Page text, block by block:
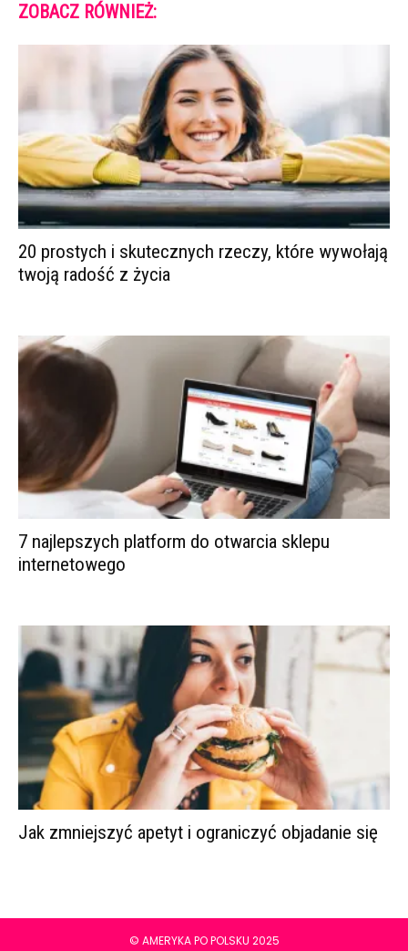
ZOBACZ RÓWNIEŻ:
20 prostych i skutecznych rzeczy, które wywołają
twoją radość z życia
7 najlepszych platform do otwarcia sklepu
internetowego
Jak zmniejszyć apetyt i ograniczyć objadanie się
© AMERYKA PO POLSKU 2025